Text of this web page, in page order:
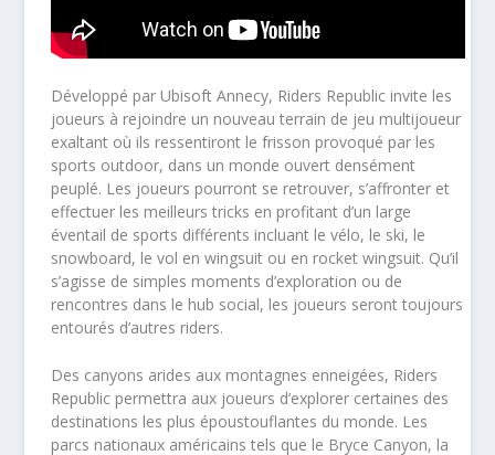
Développé par Ubisoft Annecy, Riders Republic invite les
joueurs à rejoindre un nouveau terrain de jeu multijoueur
exaltant où ils ressentiront le frisson provoqué par les
sports outdoor, dans un monde ouvert densément
peuplé. Les joueurs pourront se retrouver, s’affronter et
effectuer les meilleurs tricks en profitant d’un large
éventail de sports différents incluant le vélo, le ski, le
snowboard, le vol en wingsuit ou en rocket wingsuit. Qu’il
s’agisse de simples moments d’exploration ou de
rencontres dans le hub social, les joueurs seront toujours
entourés d’autres riders.
Des canyons arides aux montagnes enneigées, Riders
Republic permettra aux joueurs d’explorer certaines des
destinations les plus époustouflantes du monde. Les
parcs nationaux américains tels que le Bryce Canyon, la